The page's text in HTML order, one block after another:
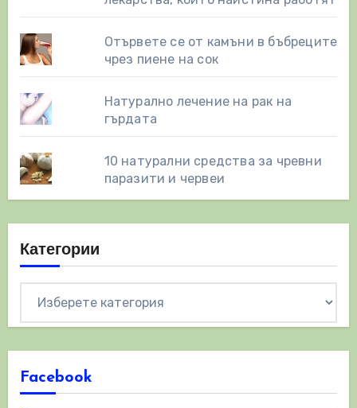
Отървете се от камъни в бъбреците
чрез пиене на сок
Натурално лечение на рак на
гърдата
10 натурални средства за чревни
паразити и червеи
Категории
Facebook